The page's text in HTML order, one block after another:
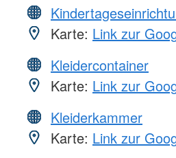
Karte: Link zur
Kleidercontainer
Karte: Link zur
Kleiderkammer
Karte: Link zur